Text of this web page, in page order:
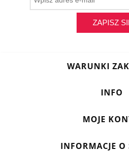
ZAPISZ
WARUNKI
INFO
MOJE
INFORMACJE O